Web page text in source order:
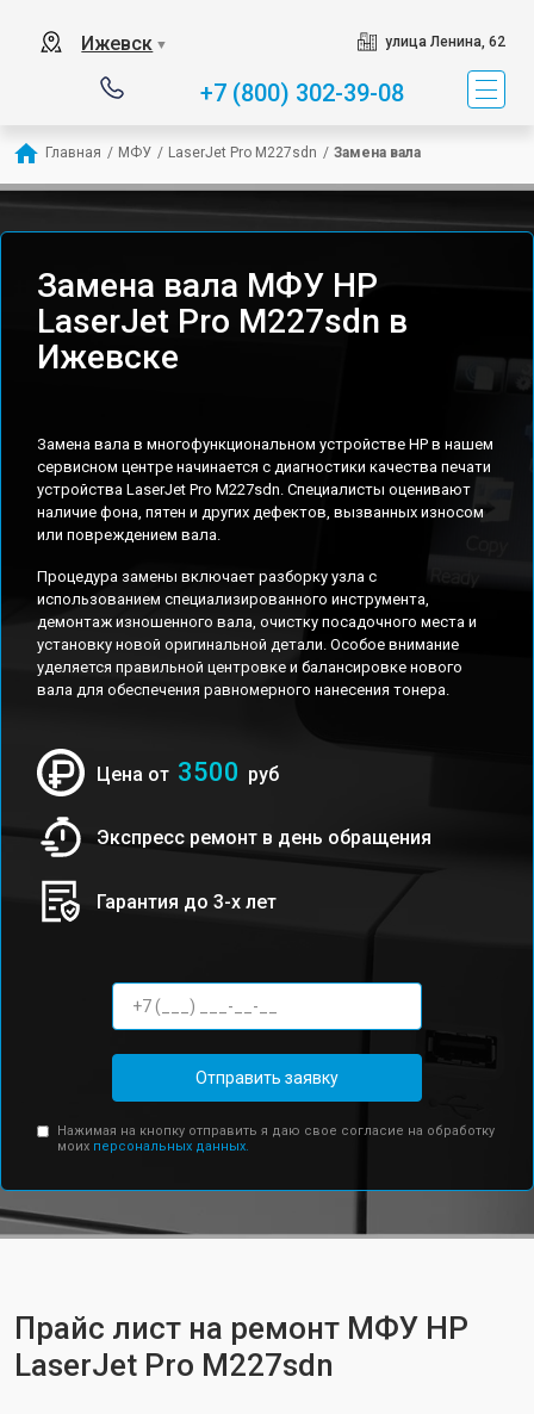
Ижевск ▼ улица Ленина, 62
+7 (800) 302-39-08
Главная / МФУ / LaserJet Pro M227sdn / Замена вала
Замена вала МФУ HP
LaserJet Pro M227sdn в
Ижевске
Замена вала в многофункциональном устройстве HP в нашем
сервисном центре начинается с диагностики качества печати
устройства LaserJet Pro M227sdn. Специалисты оценивают
наличие фона, пятен и других дефектов, вызванных износом
или повреждением вала.
Процедура замены включает разборку узла с
использованием специализированного инструмента,
демонтаж изношенного вала, очистку посадочного места и
установку новой оригинальной детали. Особое внимание
уделяется правильной центровке и балансировке нового
вала для обеспечения равномерного нанесения тонера.
Цена от 3500 руб
Экспресс ремонт в день обращения
Гарантия до 3-х лет
Отправить заявку
Нажимая на кнопку отправить я даю свое согласие на обработку
моих персональных данных.
Прайс лист на ремонт МФУ HP
LaserJet Pro M227sdn